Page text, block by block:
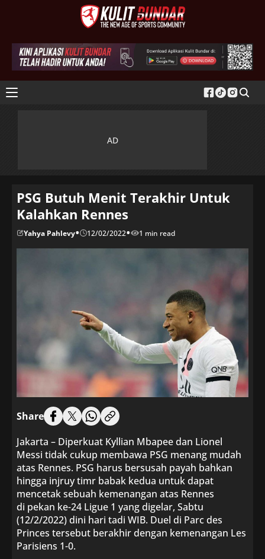
PSG Butuh Menit Terakhir Untuk
Kalahkan Rennes
Yahya Pahlevy• 12/02/2022• 1 min read
Share
Jakarta – Diperkuat Kyllian Mbapee dan Lionel
Messi tidak cukup membawa PSG menang mudah
atas Rennes. PSG harus bersusah payah bahkan
hingga injruy timr babak kedua untuk dapat
mencetak sebuah kemenangan atas Rennes
di pekan ke-24 Ligue 1 yang digelar, Sabtu
(12/2/2022) dini hari tadi WIB. Duel di Parc des
Princes tersebut berakhir dengan kemenangan Les
Parisiens 1-0.